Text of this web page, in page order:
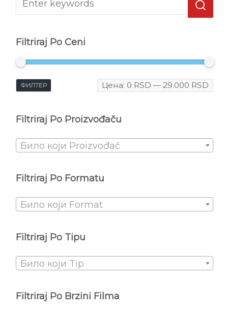
Filtriraj Po Ceni
ФИЛТЕР Цена: 0 RSD —29.000 RSD
Filtriraj Po Proizvođaču
Било који Proizvođač
Filtriraj Po Formatu
Било који Format
Filtriraj Po Tipu
Било који Tip
Filtriraj Po Brzini Filma